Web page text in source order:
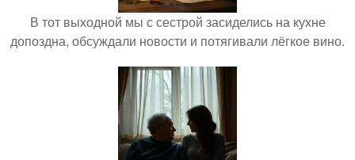
В тот выходной мы с сестрой засиделись на кухне
допоздна, обсуждали новости и потягивали лёгкое вино.